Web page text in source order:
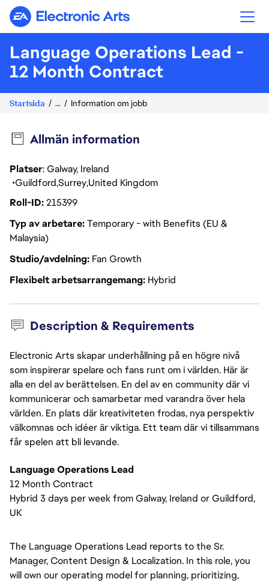
Electronic Arts
Language Operations Lead -
12 Month Contract
Startsida ... Information om jobb
Allmän information
Platser: Galway, Ireland
GuildfordSurreyUnited Kingdom
Roll-ID215399
Typ av arbetareTemporary - with Benefits (EU &
Malaysia)
Studio/avdelning Fan Growth
Flexibelt arbetsarrangemang Hybrid
Description & Requirements
Electronic Arts skapar underhållning på en högre nivå
som inspirerar spelare och fans runt om i världen. Här är
alla en del av berättelsen. En del av en community där vi
kommunicerar och samarbetar med varandra över hela
världen. En plats där kreativiteten frodas, nya perspektiv
välkomnas och idéer är viktiga. Ett team där vi tillsammans
får spelen att bli levande.
Language Operations Lead
12 Month Contract
Hybrid 3 days per week from Galway, Ireland or Guildford,
UK
The Language Operations Lead reports to the Sr.
Manager, Content Design & Localization. In this role, you
will own our operating model for planning, prioritizing,